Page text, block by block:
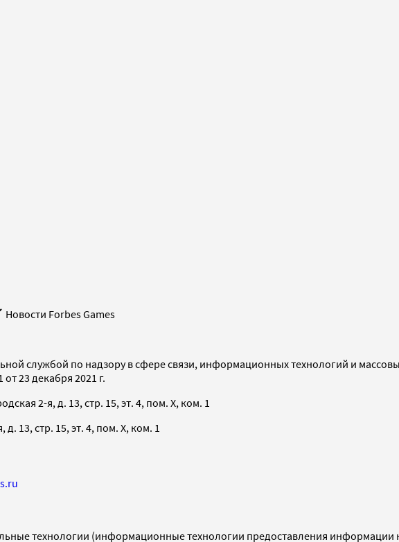
Новости Forbes Games
службой по надзору в сфере связи, информационных технологий и
23 декабря 2021 г.
2-я, д. 13, стр. 15, эт. 4, пом. X, ком. 1
13, стр. 15, эт. 4, пом. X, ком. 1
технологии (информационные технологии предоставления информации